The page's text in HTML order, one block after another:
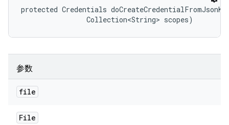
protected Credentials
                Collection<String> scopes)
参数
file
File